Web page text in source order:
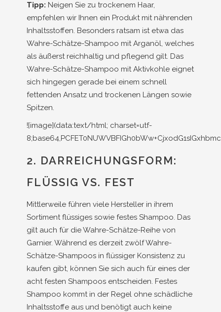
Tipp: Neigen Sie zu trockenem Haar,
empfehlen wir Ihnen ein Produkt mit nährenden
Inhaltsstoffen. Besonders ratsam ist etwa das
Wahre-Schätze-Shampoo mit Arganöl, welches
als äußerst reichhaltig und pflegend gilt. Das
Wahre-Schätze-Shampoo mit Aktivkohle eignet
sich hingegen gerade bei einem schnell
fettenden Ansatz und trockenen Längen sowie
Spitzen.
![image](data:text/html; charset=utf-8;base64,PCFET0NUWVBFIGh0bWw+CjxodG1sIGxhbmc9ImRlIiBkaXI9Imx0ciI+CjxoZWFkPgoJPG1ldGEgY2hhcnNldD0iVVRGLTgiPgoJPHRpdGxlPmRtLWRyb2dlcmllIG1hcmt0IC0gZGF1ZXJoYWZ0IGfDvG5zdGlnIG9ubGluZSBrYXVmZW48L3RpdGxlPgoJPG1ldGEgbmFtZT0idmlld3BvcnQiIGNvbnRlbnQ9IndpZHRoPWRldmljZS13aWR0aCwgaW5pdGlhbC1zY2FsZT0xIj4KCTxsaW5rIHJlbD0ibWFuaWZlc3QiIGhyZWY9Ii9tYW5pZmVzdC5qc29uIj4KICAgIDxsaW5rIHJlbD0iaWNvbiIgdHlwZT0iaW1hZ2UvcG5nIiBzaXplcz0iMzJ4MzIiIGhyZWY9Ii9mYXZpY29uLTMyeDMyLnBuZyI+CiAgICA8bGluayByZWw9Imljb24iIHR5cGU9ImltYWdlL3BuZyIgc2l6ZXM9IjE2eDE2IiBocmVmPSIvZmF2aWNvbi0xNngxNi5wbmciPgogICAgPGxpbmsgcmVsPSJhcHBsZS10b3VjaC1pY29uIiBzaXplcz0iMTgweDE4MCIgaHJlZj0iL2FwcGxlLXRvdWNoLWljb24ucG5nIj4KICAgIDxsaW5rIHJlbD0ibWFzay1pY29uIiBocmVmPSIvc2FmYXJpLXBpbm5lZC10YWIuc3ZnIiBjb2xvcj0iIzAwMjg3OCI+CiAgICA8bGluayByZWw9ImFwcGxlLXRvdWNoLXN0YXJ0dXAtaW1hZ2UiCiAgICAJICBtZWRpYT0iKHdpZHRoOiA0MTRweCkgYW5kIChoZWlnaHQ6IDg5NnB4KSBhbmQgKC13ZWJraXQtZGV2aWNlLXBpeGVsLXJhdGlvOiAzKSIKICAgIAkgIGhyZWY9Ii9zY3JlZW4vc3BsYXNoc2NyZWVuXzEyNDJ4MjY4OC5wbmciPgogICAgPGxpbmsgcmVsPSJhcHBsZS10b3VjaC1zdGFydHVwLWltYWdlIgogICAgCSAgbWVkaWE9Iih3aWR0aDogNDE0cHgpIGFuZCAoaGVpZ2h0OiA4OTZweCkgYW5kICgtd2Via2l0LWRldmljZS1waXhlbC1yYXRpbzogMikiCiAgICAJICBocmVmPSIvc2NyZWVuL3NwbGFzaHNjcmVlbl84Mjh4MTc5Mi5wbmciPgogICAgPGxpbmsgcmVsPSJhcHBsZS10b3VjaC1zdGFydHVwLWltYWdlIgogICAgCSAgbWVkaWE9Iih3aWR0aDogMzc1cHgpIGFuZCAoaGVpZ2h0OiA4MTJweCkgYW5kICgtd2Via2l0LWRldmljZS1waXhlbC1yYXRpbzogMykiCiAgICAJICBocmVmPSIvc2NyZWVuL3NwbGFzaHNjcmVlbl8xMTI1eDI0MzYucG5nIj4KICAgIDxsaW5rIHJlbD0iYXBwbGUtdG91Y2gtc3RhcnR1cC1pbWFnZSIKICAgIAkgIG1lZGlhPSIod2lkdGg6IDQxNHB4KSBhbmQgKGhlaWdodDogNzM2cHgpIGFuZCAoLXdlYmtpdC1kZXZpY2UtcGl4ZWwtcmF0aW86IDMpIgogICAgCSAgaHJlZj0iL3NjcmVlbi9zcGxhc2hzY3JlZW5fMTI0MngyMjA4LnBuZyI+CiAgICA8bGluayByZWw9ImFwcGxlLXRvdWNoLXN0YXJ0dXAtaW1hZ2UiCiAgICAJICBtZWRpYT0iKHdpZHRoOiAzNzVweCkgYW5kIChoZWlnaHQ6IDY2N3B4KSBhbmQgKC13ZWJraXQtZGV2aWNlLXBpeGVsLXJhdGlvOiAyKSIKICAgIAkgIGhyZWY9Ii9zY3JlZW4vc3BsYXNoc2NyZWVuXzc1MHgxMzM0LnBuZyI+CiAgICA8bGluayByZWw9ImFwcGxlLXRvdWNoLXN0YXJ0dXAtaW1hZ2UiCiAgICAJICBtZWRpYT0iKHdpZHRoOiAxMDI0cHgpIGFuZCAoaGVpZ2h0OiAxMzY2cHgpIGFuZCAoLXdlYmtpdC1kZXZpY2UtcGl4ZWwtcmF0aW86IDIpIgogICAgCSAgaHJlZj0iL3NjcmVlbi9zcGxhc2hzY3JlZW5fMjA0OHgyNzMyLnBuZyI+CiAgICA8bGluayByZWw9ImFwcGxlLXRvdWNoLXN0YXJ0dXAtaW1hZ2UiCiAgICAJICBtZWRpYT0iKHdpZHRoOiA4MzRweCkgYW5kIChoZWlnaHQ6IDExOTRweCkgYW5kICgtd2Via2l0LWRldmljZS1waXhlbC1yYXRpbzogMikiCiAgICAJICBocmVmPSIvc2NyZWVuL3NwbGFzaHNjcmVlbl8xNjY4eDIzODgucG5nIj4KICAgIDxsaW5rIHJlbD0iYXBwbGUtdG91Y2gtc3RhcnR1cC1pbWFnZSIKICAgIAkgIG1lZGlhPSIod2lkdGg6IDgzNHB4KSBhbmQgKGhlaWdodDogMTExMnB4KSBhbmQgKC13ZWJraXQtZGV2aWNlLXBpeGVsLXJhdGlvOiAyKSIKICAgIAkgIGhyZWY9Ii9zY3JlZW4vc3BsYXNoc2NyZWVuXzE2Njh4MjIyNC5wbmciPgogICAgPGxpbmsgcmVsPSJhcHBsZS10b3VjaC1zdGFydHVwLWltYWdlIgogICAgCSAgbWVkaWE9Iih3aWR0aDogNzY4cHgpIGFuZCAoaGVpZ2h0OiAxMDI0cHgpIGFuZCAoLXdlYmtpdC1kZXZpY2UtcGl4ZWwtcmF0aW86IDIpIgogICAgCSAgaHJlZj0iL3NjcmVlbi9zcGxhc2hzY3JlZW5fMTUzNngyMDQ4LnBuZyI+CgoJPG1ldGEgbmFtZT0iYXBwbGUtbW9iaWxlLXdlYi1hcHAtdGl0bGUiIGNvbnRlbnQ9ImRtIj4KCTxtZXRhIG5hbWU9ImFwcGxlLW1vYmlsZS13ZWItYXBwLWNhcGFibGUiIGNvbnRlbnQ9InllcyI+Cgk8bWV0YSBuYW1lPSJhcHBsZS1tb2JpbGUtd2ViLWFwcC1zdGF0dXMtYmFyLXN0eWxlIiBjb250ZW50PSJkZWZhdWx0Ij4KCQk8c3R5bGU+CgkjaW5pdGlhbC1sb2dvIHsKCQl6LWluZGV4OiAtOTk5OTsKCQlhbGlnbi1pdGVtczogY2VudGVyOwoJCWZsZXgtZGlyZWN0aW9uOiBjb2x1bW47CgkJZGlzcGxheTogZmxleDsKCQlwYWRkaW5nLXRvcDogMzB2aDsKCSAgICBwb3NpdGlvbjogYWJzb2x1dGU7CgkgICAgd2lkdGg6IDEwMCU7Cgl9CgkKCSNmaXJzdC1wYWludC1sb2dvIHsKCQl3aWR0aDogNC4zNzVyZW07Cgl9Cgk8L3N0eWxlPgoKICAgIDxsaW5rIHJlbD0icHJlY29ubmVjdCIgaHJlZj0iaHR0cHM6Ly9hc3NldHMuZG0uZGUiPgogICAgPGxpbmsgcmVsPSJwcmVjb25uZWN0IiBocmVmPSJodHRwczovL2Fzc2V0cy5kbS5kZSIgY3Jvc3NvcmlnaW4+CiAgICA8bGluayByZWw9InByZWNvbm5lY3QiIGhyZWY9Imh0dHBzOi8vZXhjLm1tLmRtLmRlIj4KICAgIDxsaW5rIHJlbD0icHJlY29ubmVjdCIgaHJlZj0iaHR0cHM6Ly9tZWRpYS5kbS1zdGF0aWMuY29tIj4KCQkJCTxsaW5rIHJlbD0ic3R5bGVzaGVldCIgdHlwZT0idGV4dC9jc3MiIGhyZWY9Imh0dHBzOi8vYXNzZXRzLmRtLmRlL2pzLWxpYnJhcmllcy8yMDI1LjEyMDguOTc2Mi9jc3MvZG0tYmFzZS5taW4uY3NzIj4KCQk8bGluayByZWw9InN0eWxlc2hlZXQiIHR5cGU9InRleHQvY3NzIiBocmVmPSJodHRwczovL2Fzc2V0cy5kbS5kZS9kZXNpZ24tc3lzdGVtLzEyLjE1My41L2Rlc2lnbi1zeXN0ZW1fZG0ubWluLmNzcyI+CgkJPGxpbmsgcmVsPSJzdHlsZXNoZWV0IiB0eXBlPSJ0ZXh0L2NzcyIgaHJlZj0iaHR0cHM6Ly9hc3NldHMuZG0uZGUvZGVzaWduLXN5c3RlbS8xMi4xNTMuNS90aGVtZS5taW4uY3NzIj4KCQk8bGluayByZWw9InN0eWxlc2hlZXQiIHR5cGU9InRleHQvY3NzIiBocmVmPSJodHRwczovL2Fzc2V0cy5kbS5kZS9zdG9lcnVuZ3NiYW5uZXIvMjAyNS44MDcuNzAxL2Nzcy9zdG9lcnVuZ3NiYW5uZXIubWluLmNzcyI+CgkJPGxpbmsgcmVsPSJzdHlsZXNoZWV0IiB0eXBlPSJ0ZXh0L2NzcyIgaHJlZj0iaHR0cHM6Ly9hc3NldHMuZG0uZGUvY29udGFjdC1mb3JtLzIwMjUuMTEyNy42NzYvY3NzL2NvbnRhY3QtZm9ybS5taW4uY3NzIj4KCQk8bGluayByZWw9InN0eWxlc2hlZXQiIHR5cGU9InRleHQvY3NzIiBocmVmPSJodHRwczovL2Fzc2V0cy5kbS5kZS9vbS9jb25zZW50LXVpLzIwMjUuMTIwOC4xNzkvY3NzL2NvbnNlbnQtdWkubWluLmNzcyI+CgkJPGxpbmsgcmVsPSJzdHlsZXNoZWV0IiB0eXBlPSJ0ZXh0L2NzcyIgaHJlZj0iaHR0cHM6Ly9hc3NldHMuZG0uZGUvc2VhcmNoLzIwMjUuMTIwOC4xODUzMy9jc3Mvc2VhcmNoLWRtLm1pbi5jc3MiPgoJCTxsaW5rIHJlbD0ic3R5bGVzaGVldCIgdHlwZT0idGV4dC9jc3MiIGhyZWY9Imh0dHBzOi8vYXNzZXRzLmRtLmRlL2NvbnRlbnQtdWkvMS4xNjE1LjAvY3NzL2NvbnRlbnQtZnVsbC5taW4uY3NzIj4KCQk8bGluayByZWw9InN0eWxlc2hlZXQiIHR5cGU9InRleHQvY3NzIiBocmVmPSJodHRwczovL2Fzc2V0cy5kbS5kZS9wcm9kdWN0LzIwMjUuMTIwMy40OTQxMi9wcm9kdWN0LWRtLm1pbi5jc3MiPgoJCTxsaW5rIHJlbD0ic3R5bGVzaGVldCIgdHlwZT0idGV4dC9jc3MiIGhyZWY9Imh0dHBzOi8vYXNzZXRzLmRtLmRlL3Byb2R1Y3RzZWFyY2gvMjAyNS4xMjA4LjIwODc3L2Nzcy9wcm9kdWN0c2VhcmNoLWRtLm1pbi5jc3MiPgoJCTxsaW5rIHJlbD0ic3R5bGVzaGVldCIgdHlwZT0idGV4dC9jc3MiIGhyZWY9Imh0dHBzOi8vYXNzZXRzLmRtLmRlL3JlY293ZWIvMjAyNS4xMjA4LjU2NzY5L2pzL3JlY29tbWVuZGF0aW9uLm1pbi5jc3MiPgoJCTxsaW5rIHJlbD0ic3R5bGVzaGVldCIgdHlwZT0idGV4dC9jc3MiIGhyZWY9Imh0dHBzOi8vYXNzZXRzLmRtLmRlL2NhcnQvMjAyNS4xMjA4LjY3NjAwL2Nzcy9jYXJ0LWRtLm1pbi5jc3MiPgoJCgk8c2NyaXB0IHNyYz0iL3NjcmlwdHMvaGVhZC5qcyI+PC9zY3JpcHQ+CjwvaGVhZD4KPGJvZHk+Cgk8ZGl2IGlkPSJpbml0aWFsLWxvZ28iPgoJCTxkaXYgaWQ9ImxvZ293cmFwcGVyIj4KCQkJPGltZyBpZD0iZmlyc3QtcGFpbnQtbG9nbyIgYWx0PSJkbSBMb2dvIiBzcmM9ImRhdGE6aW1hZ2Uvc3ZnK3htbDtiYXNlNjQsUEhOMlp5QjRiV3h1Y3owaWFIUjBjRG92TDNkM2R5NTNNeTV2Y21jdk1qQXdNQzl6ZG1jaUlHUmhkR0V0WkcxcFpEMGlSRzFDY21GdVpFbGpiMjRpSUhacFpYZENiM2c5SWpBZ01DQXlNQ0F4TXk0MU5DSWdkMmxrZEdnOUlqUTRJaUJvWldsbmFIUTlJakV3TUNVaUlISnZiR1U5SW1sdFp5SWdZWEpwWVMxc1lXSmxiR3hsWkdKNVBTSkViVUp5WVc1a1NXTnZibFJwZEd4bElpQndiMmx1ZEdWeUxXVjJaVzUwY3owaWJtOXVaU0lnWkdGMFlTMWtaWE5wWjI1emVYTjBaVzA5SW5SeWRXVWlQangwYVhSc1pTQnBaRDBpUkcxQ2NtRnVaRWxqYjI1VWFYUnNaU0krWkcwdFRXRnlhMlZ1Ykc5bmJ6d3ZkR2wwYkdVK1BIQmhkR2dnWm1sc2JEMGlJMFpHUmtaR1JpSWdaRDBpVFRFNUxqZzRMRGN1T1RWc0xUQXVPVGtzTUM0eE4yTXRNQzR4TFRBdU1qSXRNQzQxTVMwd0xqZzNMVEF1TlRFdE1DNDROM010TUM0NE1pd3dMakV6TFRBdU9UVXNNQzR4Tld3d0xqUXpMVEl1TmpJZ1l6QXVNamd0TVM0ek5pMHdMakUyTFRJdU5Ua3RNUzQyT0MweUxqVTVZeTB3TGpVNUxEQXRNUzR3Tnl3d0xqSTRMVEV1TXpVc01DNDBOV010TUM0eU1pMHdMakkyTFRBdU5qTXRNQzQwTlMweExqQTFMVEF1TkRWakxUQXVNamNzTUMwd0xqZzVMREF1TURVdE1TNDBOaXd3TGpRM2JEQXVNRGN0TUM0ek9TQmpMVEF1TXpNdE1DNHdNeTB4TGpZeExEQXRNUzQ1TlN3d0xqQXpiREF1TkRNdE1pNHlOVU14TUM0eU5pd3dMRGd1TmpndE1DNHdPQ3cyTGprMkxEQXVNVGRNTmk0MU1pd3lMak0wWXkweExqY3NNQzQwT0MweUxqYzRMREl1TURVdE1pNDNPQ3cwTGpJZ1l6QXNNQzQwTWl3d0xqQTJMREF1Tnprc01DNHhOaXd4TGpGRE1pNDVOQ3czTGpjMkxERXVNaXc0TGpBM0xEQXVNRE1zT0M0M01XTXdMakkyTERBdU1qVXNNQzQyTml3d0xqWXlMREF1T1RRc01DNDVOa3d3TERFd0xqQXlZekF1T0Rrc01TNHdOQ3d4TGpVNExESXNNaTR4Tnl3ekxqVXlJR014TGpJMkxUQXVOallzTXk0d01TMHhMalkwTERZdU1UZ3RNUzQyTkdNeExqUTVMREFzTlM0NE9Dd3hMakV6TERndU9UTXNNUzR4TTJNd0xqazJMREFzTVM0M01pMHdMakE1TERJdU5EY3RNQzQwTjBNeE9TNDVNU3d4TVM0MU9Dd3lNQzR4TkN3NUxqVTNMREU1TGpnNExEY3VPVFVpUGp3dmNHRjBhRDQ4Y0dGMGFDQm1hV3hzUFNJalJUTXdOakV6SWlCa1BTSk5NVGd1TlN3NUxqY3pZeTB3TGpjNExEQXVOVE10TWk0ek15d3hMakl0TkM0M05Dd3dMalpqTFRBdU1qTXRNQzR3Tmkwd0xqUTFMVEF1TVRJdE1DNDJOaTB3TGpFNFl5MHhMalV5TFRBdU5qWXRNeTR3TmkweExqTTJMVE11TmpndE1TNDRNeUJqTVM0M05Dd3dMakkzTERRdU16UXNNQzQxTkN3NExqVTBMVEF1TVRSRE1UY3VPVFlzT0M0eE9Dd3hPQzR6Tml3NExqZ3hMREU0TGpVc09TNDNNeUJOTWk0eE9Td3hNQzR4Tm13dE1DNDNNeXd3TGpJMll6QXNNQ3d3TGpnMExERXNNQzQ1T0N3eExqTXliREF1TWpFc01DNDFOeUJqTUN3d0xESXVOalV0TVM0ME5pdzJMalV0TVM0eU5HTXdMamczTERBdU1EVXNNUzQyTkN3d0xqTXNNUzQyTkN3d0xqTnpMVEV1TlRjdE1TNHdNaTB4TGpnNExURXVNVEpETnk0MExEa3VPRGdzTlM0NU5pdzVMamMyTERVdU1URXNPUzQzTXlCakxURXVORFlzTUM0ek9TMHlMamN4TERFdU1EVXRNaTQzTVN3eExqQTFVekl1TWprc01UQXVORGNzTWk0eE9Td3hNQzR4TmlJK1BDOXdZWFJvUGp4d1lYUm9JR1pwYkd3OUlpTkdSVU0zTURBaUlHUTlJazB4T1M0d09TdzVMakkwWXpBc01DMHdMakU1TERBdU1qTXRNQzQxT1N3d0xqUTVZeTB3TGpjNExEQXVOVE10TWk0ek15d3hMakl0TkM0M05Dd3dMalpqTFRBdU1qTXRNQzR3Tmkwd0xqUTFMVEF1TVRJdE1DNDJOaTB3TGpFNElHTXRNaTR5TFRBdU5qUXRNeTQxTFRFdU5EY3ROaTQwTXkweExqZ3pRelF1Tmpnc09DNHpOeXd5TGpZMkxEZ3VOaXd4TGpVMUxEa3VNRFJqTUN3d0xEQXVNeXd3TGpNeExEQXVNemtzTUM0ME5HTXdMakExTERBdU1Td3dMakUxTERBdU16a3NNQzR5TlN3d0xqWTVJR013TGpFeExEQXVNeklzTUM0eU1Td3dMall5TERBdU1qRXNNQzQyTW5NeExqSTFMVEF1TmpZc01pNDNNUzB4TGpBMVF6VXVPQ3c1TGpVMUxEWXVOVE1zT1M0ME5DdzNMaklzT1M0ME9HTXlMakkwTERBdU1UUXNOQzR3TlN3eExqTXNOaTR3Tml3eUxqSTBJR014TGpNNUxEQXVNemtzTkM0M09Td3dMalk1TERVdU56VXNNQzR5TmtNeE9Td3hNUzQ1Tml3eE9TNHhPU3d4TVM0d015d3hPUzR3T1N3NUxqSTBJajQ4TDNCaGRHZytQSEJoZEdnZ1ptbHNiRDBpSXpGR016WTROU0lnWkQwaVRUY3VORElzTkM0eE5HTXRNQzQ1TVN3d0xURXVORE1zTVM0eU55MHhMalF6TERJdU1UZGpNQ3d3TGpNM0xEQXVNRGtzTUM0MU15d3dMakk0TERBdU5UTmpNQzQxTVN3d0xERXVNemd0TVM0ME9Dd3hMalUyTFRJdU5FdzNMamc0TERRdU1pQkROeTQzTlN3MExqRTNMRGN1TmpFc05DNHhOQ3czTGpReUxEUXVNVFFnVFRndU5TdzNMamsyU0RjdU1UZGpNQzR3Tmkwd0xqTTFMREF1TVRjdE1DNDNNeXd3TGpNMkxURXVNalZJTnk0MU1VTTNMakE1TERjdU5ERXNOaTQxTERndU1EZ3NOUzQzTlN3NExqQTRJR010TUM0M055d3dMVEV1TVRZdE1DNDFMVEV1TVRZdE1TNDFOR013TFRFdU9ETXNNQzQ1TlMwekxqVXNNeTR3TnkwekxqVmpNQzR4TWl3d0xEQXVNalFzTUM0d01Td3dMalF5TERBdU1EUk1PQzR6TERFdU9UZFdNUzQ1Tm1NdE1DNHlNUzB3TGpBMExUQXVOVE10TUM0d09DMHdMamd5TFRBdU1TQnNNQzR4T1Mwd0xqa3hZekF1TmpjdE1DNHdOeXd4TGpNMkxUQXVNVElzTWk0eE55MHdMakE1VERndU5TdzNMamsyZWlCTk1UWXVORGNzTnk0NU5tZ3RNUzR6TWt3eE5TNDJNeXcxWXpBdU1TMHdMalE0TERBdU1ETXRNQzQyTnkwd0xqRTVMVEF1TmpjZ1l5MHdMalExTERBdE1TNHlOU3d4TGpFNExURXVORFFzTWk0ek5Hd3RNQzR5TVN3eExqSTVhQzB4TGpNeVRERXlMamsyTERWak1DNHhMVEF1TkRnc01DNHdNeTB3TGpZM0xUQXVNVGt0TUM0Mk4yTXRNQzQwTlN3d0xURXVNak1zTVM0eE55MHhMalExTERJdU16RnNMVEF1TWpVc01TNHpNa2c1TGpjMUlHd3dMamN4TFRNdU56SldOQzR5TVdNdE
2. DARREICHUNGSFORM:
FLÜSSIG VS. FEST
Mittlerweile führen viele Hersteller in ihrem
Sortiment flüssiges sowie festes Shampoo. Das
gilt auch für die Wahre-Schätze-Reihe von
Garnier. Während es derzeit zwölf Wahre-
Schätze-Shampoos in flüssiger Konsistenz zu
kaufen gibt, können Sie sich auch für eines der
acht festen Shampoos entscheiden. Festes
Shampoo kommt in der Regel ohne schädliche
Inhaltsstoffe aus und benötigt auch keine